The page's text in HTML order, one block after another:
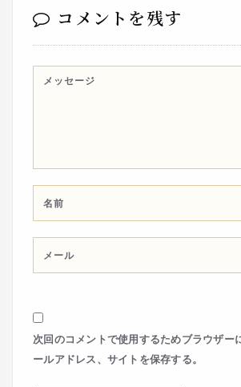
コメントを残す
次回のコメントで使用するためブラウザー
ールアドレス、サイトを保存する。